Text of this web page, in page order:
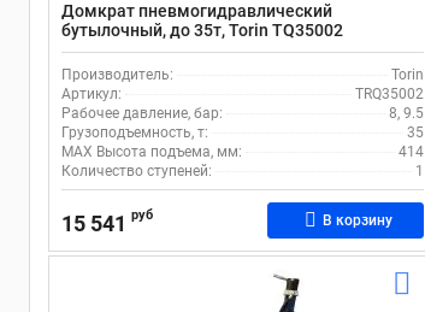
Домкрат пневмогидравлический
бутылочный, до 35т, Torin TQ35002
Производитель:
Torin
Артикул:
TRQ35002
Рабочее давление, бар:
8, 9.5
Грузоподъемность, т:
35
MAX Высота подъема, мм:
414
Количество ступеней:
1
15 541 руб В корзину